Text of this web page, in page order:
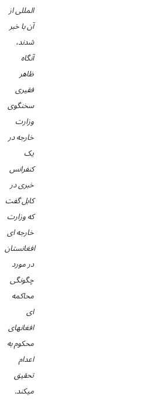
المللی از
آن با خبر
شدند،
آنگاه
ظاهر
فقیری
سخنگوی
وزارت
خارجه در
یک
کنفرانس
خبری در
کابل گفت
که وزارت
خارجه ای
افغانستان
در مورد
چگونگی
محاکمه
ای
افغانهای
محکوم به
اعدام
تحقیق
میکند.